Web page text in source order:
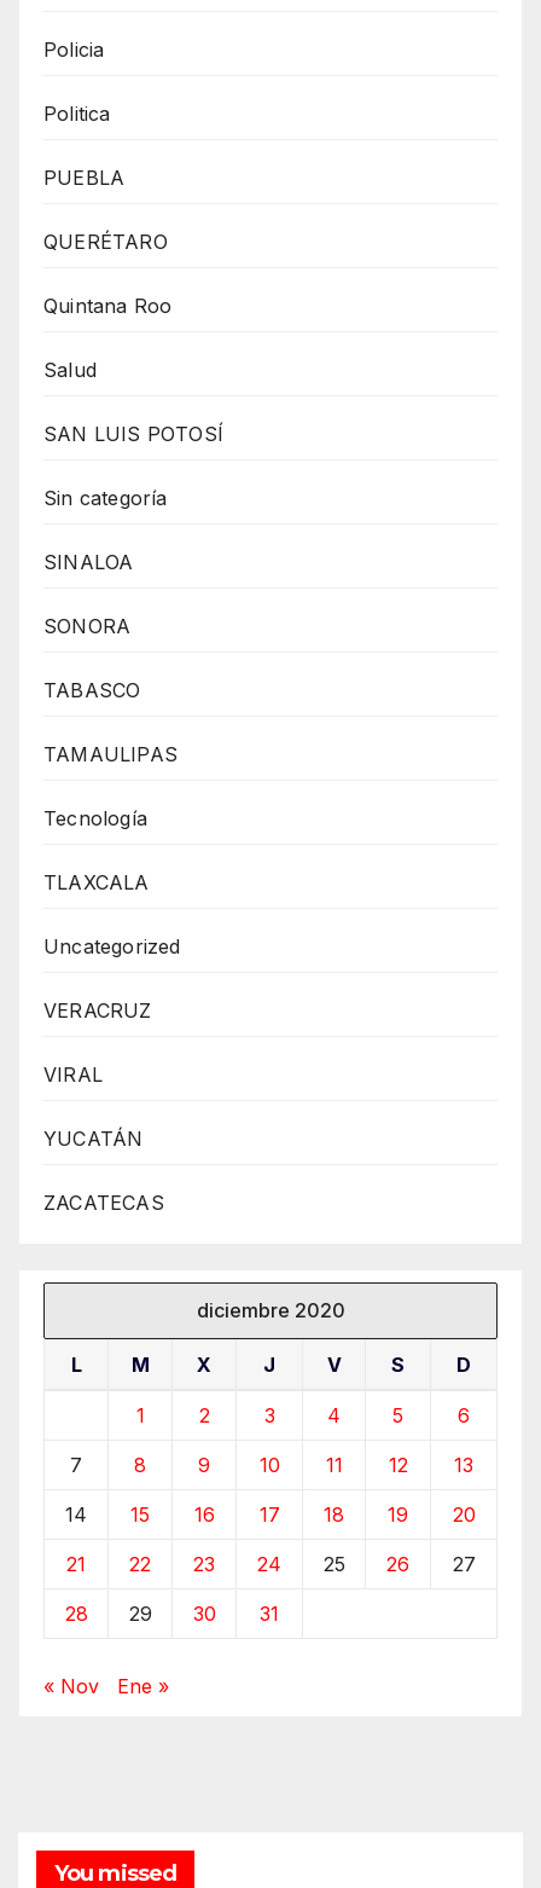
Policia
Politica
PUEBLA
QUERÉTARO
Quintana Roo
Salud
SAN LUIS POTOSÍ
Sin categoría
SINALOA
SONORA
TABASCO
TAMAULIPAS
Tecnología
TLAXCALA
Uncategorized
VERACRUZ
VIRAL
YUCATÁN
ZACATECAS
diciembre 2020
L M X J V S D
1 2 3 4 5 6
7 8 9 10 11 12 13
14 15 16 17 18 19 20
21 22 23 24 25 26 27
28 29 30 31
« Nov Ene »
You missed